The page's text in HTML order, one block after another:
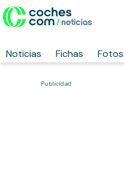
Noticias Fichas Fotos
Publicidad